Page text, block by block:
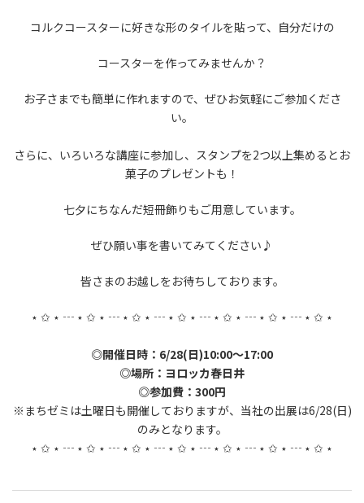
コルクコースターに好きな形のタイルを貼って、自分だけの
コースターを作ってみませんか？
お子さまでも簡単に作れますので、ぜひお気軽にご参加くださ
い。
さらに、いろいろな講座に参加し、スタンプを2つ以上集めるとお
菓子のプレゼントも！
七夕にちなんだ短冊飾りもご用意しています。
ぜひ願い事を書いてみてください♪
皆さまのお越しをお待ちしております。
⋆ ✩ ⋆ ┄ ⋆ ✩ ⋆ ┄ ⋆ ✩ ⋆ ┄ ⋆ ✩ ⋆ ┄ ⋆ ✩ ⋆ ┄ ⋆ ✩ ⋆ ┄ ⋆ ✩ ⋆
◎開催日時：6/28(日)10:00～17:00
◎場所：ヨロッカ春日井
◎参加費：300円
※まちゼミは土曜日も開催しておりますが、当社の出展は6/28(日)
のみとなります。
⋆ ✩ ⋆ ┄ ⋆ ✩ ⋆ ┄ ⋆ ✩ ⋆ ┄ ⋆ ✩ ⋆ ┄ ⋆ ✩ ⋆ ┄ ⋆ ✩ ⋆ ┄ ⋆ ✩ ⋆